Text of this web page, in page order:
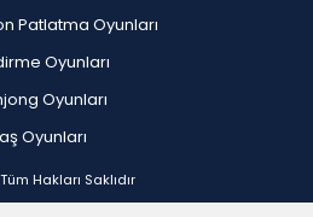
Patlatma Oyunları
Oyunları
Oyunları
Oyunları
Hakları Saklıdır